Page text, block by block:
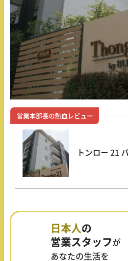
営業本部長の熱血レビュー
トンロー 21
日本人 の
営業スタッフが
あなたの生活を